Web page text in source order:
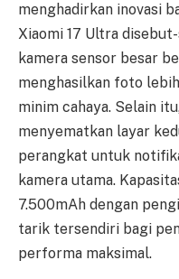
menghadirkan inovasi
Xiaomi 17 Ultra
kamera sensor besar
menghasilkan foto
minim cahaya. Selain
menyematkan layar
perangkat untuk
kamera utama.
7.500mAh dengan
tarik tersendiri bagi
performa maksimal.